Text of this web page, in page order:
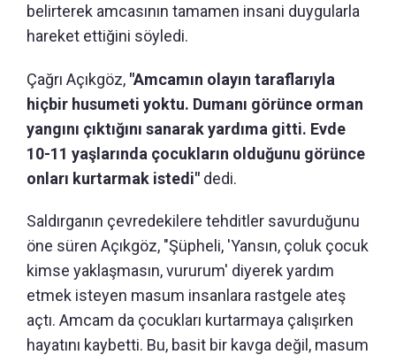
belirterek amcasının tamamen insani duygularla
hareket ettiğini söyledi.
Çağrı Açıkgöz, "Amcamın olayın taraflarıyla
hiçbir husumeti yoktu. Dumanı görünce orman
yangını çıktığını sanarak yardıma gitti. Evde
10-11 yaşlarında çocukların olduğunu görünce
onları kurtarmak istedi" dedi.
Saldırganın çevredekilere tehditler savurduğunu
öne süren Açıkgöz, "Şüpheli, 'Yansın, çoluk çocuk
kimse yaklaşmasın, vururum' diyerek yardım
etmek isteyen masum insanlara rastgele ateş
açtı. Amcam da çocukları kurtarmaya çalışırken
hayatını kaybetti. Bu, basit bir kavga değil, masum